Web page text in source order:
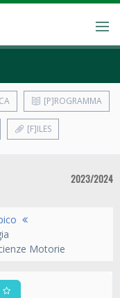
[P]ROGRAMMA
[F]ILES
2023/2024
Motorie